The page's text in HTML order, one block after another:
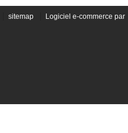
sitemap
Logiciel e-commerce par